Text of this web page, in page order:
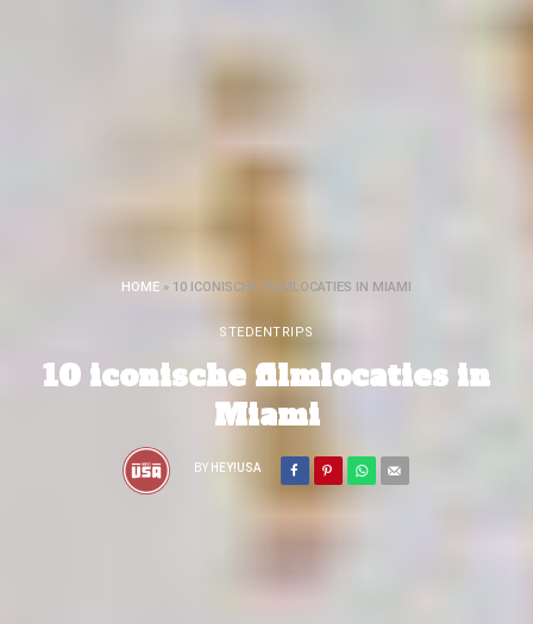
HOME » 10 ICONISCHE FILMLOCATIES IN MIAMI
STEDENTRIPS
10 iconische filmlocaties in
Miami
BY HEY!USA